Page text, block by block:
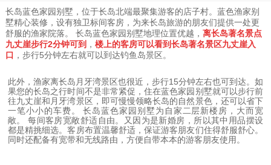
长岛蓝色家园别墅，位于长岛北端最聚集游客的店子村。蓝色渔家别
墅精心装修，设有独卫标间客房，为来长岛旅游的朋友们提供一处更
舒服的渔家院落。 长岛蓝色家园别墅地理位置优越， 离长岛著名景点
九丈崖步行2分钟可到 ， 楼上的客房可以看到长岛著名景区九丈崖入
口 ，步行5分钟左右就可以到达钓鱼岛景区。
此外，渔家离长岛月牙湾景区也很近，步行15分钟左右也可到达。如
果您的长岛之行时间不是非常紧促，住在蓝色家园别墅就可以步行前
往九丈崖和月牙湾景区，即可慢慢领略长岛的自然景色，还可以省下
一笔小小的车费。 长岛蓝色家园别墅为自家二层新楼房，大而宽
敞。 每间客房宽敞舒适自由。又因为是新婚房，所以其中用品摆设
都是精挑细选。客房布置温馨舒适，保证游客朋友们住得舒服舒心。
同时还配备有宽带和无线路由，方便自带本本的游客朋友使用。